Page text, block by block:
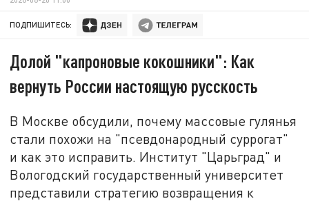
ПОДПИШИТЕСЬ:
Долой "капроновые кокошники": Как
вернуть России настоящую русскость
В Москве обсудили, почему массовые гулянья
стали похожи на "псевдонародный суррогат"
и как это исправить. Институт "Царьград" и
Вологодский государственный университет
представили стратегию возвращения к